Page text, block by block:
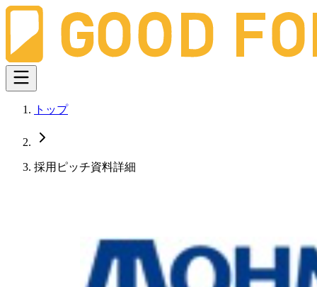
トップ
採用ピッチ資料詳細